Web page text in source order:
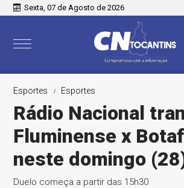
Sexta, 07 de Agosto de 2026
Esportes Esportes
Rádio Nacional
Fluminense x
neste domingo
Duelo começa a partir das 15h30